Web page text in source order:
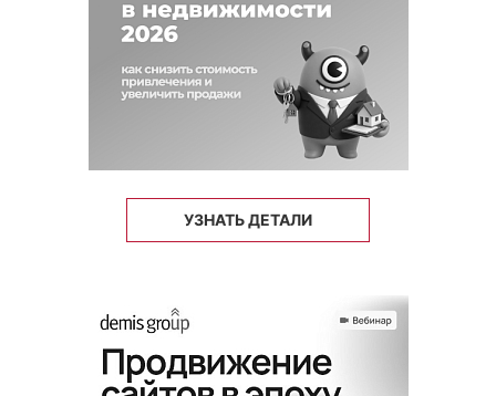
УЗНАТЬ ДЕТАЛИ